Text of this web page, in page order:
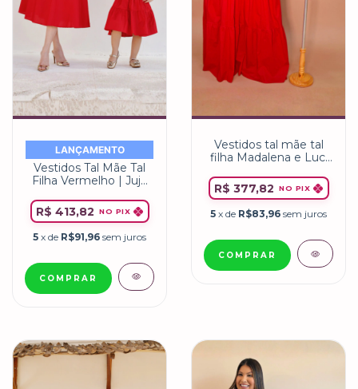
LANÇAMENTO
Vestidos Tal Mãe Tal
Filha Vermelho | Juju
R$ 413,82
NO PIX
5 x de R$91,96 sem juros
COMPRAR
Vestidos tal mãe tal
filha Madalena e Luci
R$ 377,82
NO PIX
5 x de R$83,96 sem juros
COMPRAR